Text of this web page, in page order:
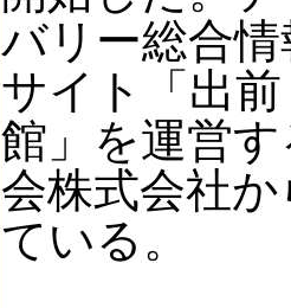
バリー総合情
サイト「出前
館」を運営
会株式会社
ている。